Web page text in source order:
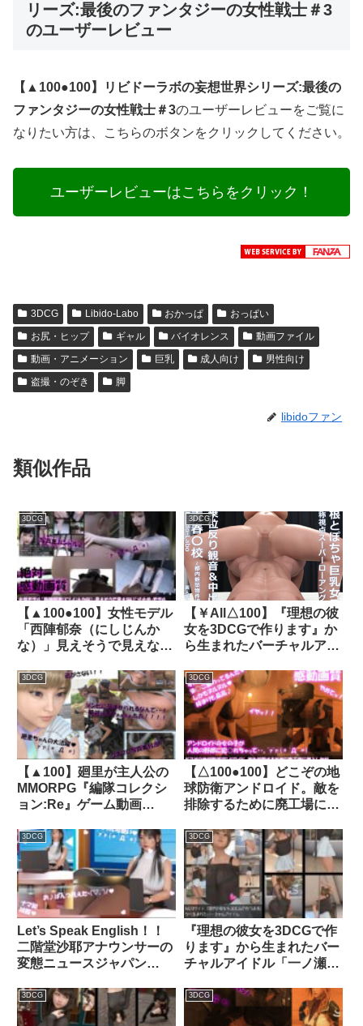
リーズ:最後のファンタジーの女性戦士＃3
のユーザーレビュー
【▲100●100】リビドーラボの妄想世界シリーズ:最後の
ファンタジーの女性戦士＃3のユーザーレビューをご覧に
なりたい方は、こちらのボタンをクリックしてください。
ユーザーレビューはこちらをクリック！
3DCG Libido-Labo おかっぱ
おっぱい
お尻・ヒップ
ギャル バイオレンス
動画ファイル
動画・アニメーション
巨乳 成人向け
男性向け
盗撮・のぞき
脚
libidoファン
類似作品
3DCG
【▲100●100】女性モデル
「西陣郁奈（にしじんか
な）」見えそうで見えない
ズり出していた彼女だった
が、御手洗保守の悪徳事務
所の毒牙に掛かり、撮影後
にレ○プされてしまう。
（シリーズ03:モデル衣装
のまま駅弁ファック）｜
d_276890│ Libido-Labo
3DCG
【￥All△100】『理想の彼
女を3DCGで作ります』か
ら生まれたバーチャルアイ
ャルNo.2」巨根ガン突き騎
乗位反り観音SEX＋中出し
射精動画★都内新築物件編
★｜d_781773
3DCG
【▲100】廻里が主人公の
MMORPG『編隊コレクシ
ョン:Re』ゲーム動画
るレ○プ被害に遭ってしま
う:横バックでおっぱい丸
出し！！）｜d_712967
3DCG
【△100●100】どこぞの地
球防衛アンドロイド。敵を
排除するために廃工場に潜
その義体のせいで現地の人
類レジスタンス男性にヤら
れてしまう。（下着姿・バ
ック騎乗位編）｜
d_263382│ Libido-Labo
3DCG
Let’s Speak English！！
二階堂沙耶アナウンサーの
変態ニュースジャパン
外編＃003［深夜残業パン
チラ］PV03｜d_414597│
3DCG
『理想の彼女を3DCGで作
ります』から生まれたバー
チャルアイドル「一ノ瀬廻
ポールダンス風写真
集:PoleDance_02｜
3DCG 3DCG